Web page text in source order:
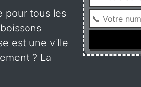
pour tous les
est une ville
? La